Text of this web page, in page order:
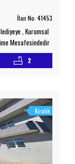
İlan No: 41453
, Kurumsal
Mesafesindedir
, Giyinme
Parkı
2
Kiralık